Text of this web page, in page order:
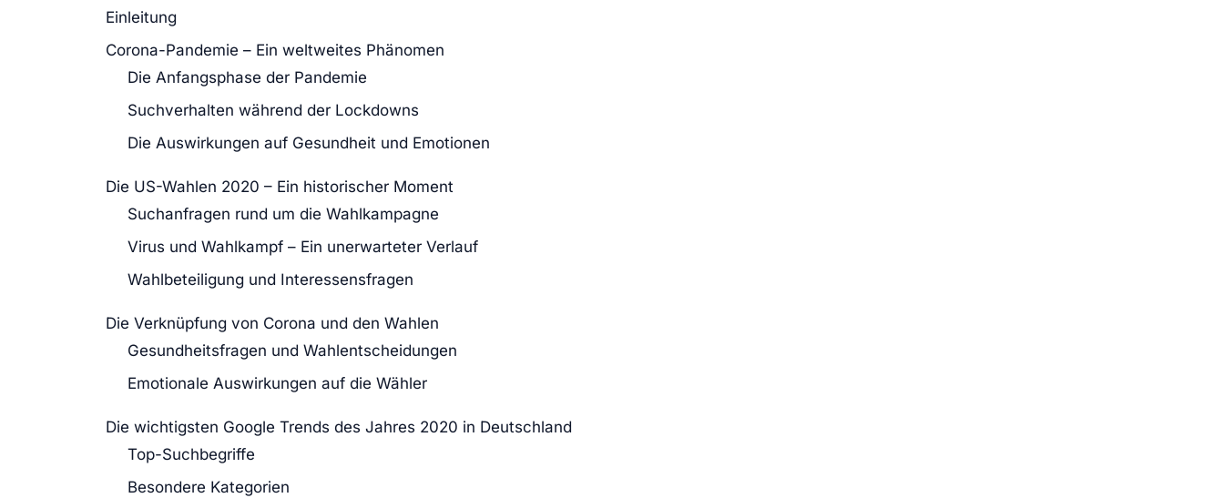
Einleitung
Corona-Pandemie – Ein weltweites Phänomen
Die Anfangsphase der Pandemie
Suchverhalten während der Lockdowns
Die Auswirkungen auf Gesundheit und Emotionen
Die US-Wahlen 2020 – Ein historischer Moment
Suchanfragen rund um die Wahlkampagne
Virus und Wahlkampf – Ein unerwarteter Verlauf
Wahlbeteiligung und Interessensfragen
Die Verknüpfung von Corona und den Wahlen
Gesundheitsfragen und Wahlentscheidungen
Emotionale Auswirkungen auf die Wähler
Die wichtigsten Google Trends des Jahres 2020 in Deutschland
Top-Suchbegriffe
Besondere Kategorien